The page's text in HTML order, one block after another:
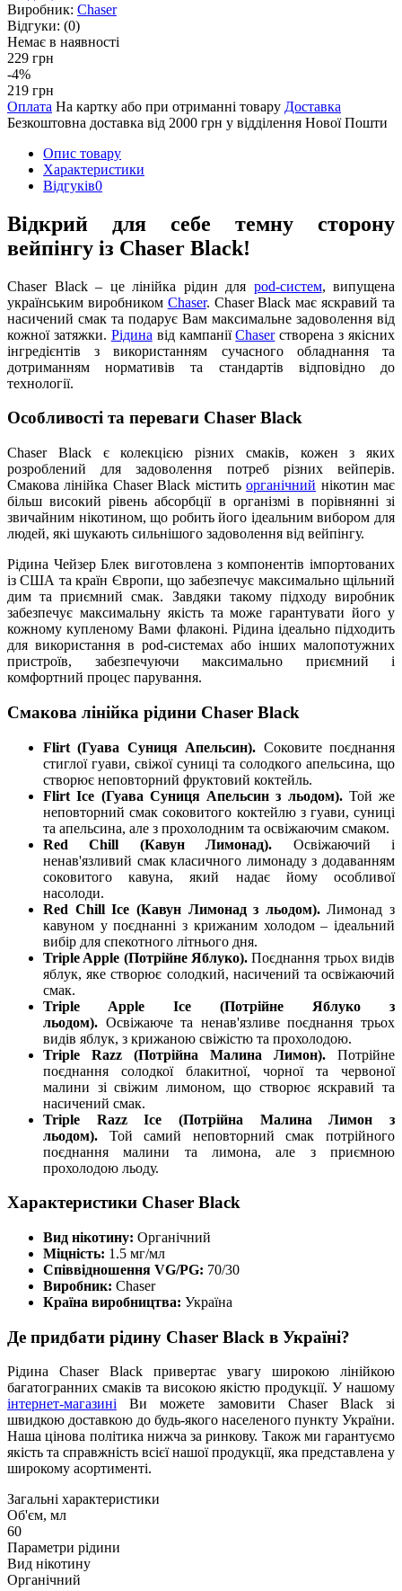
Виробник: Chaser
Відгуки: (0)
Немає в наявності
229 грн
-4%
219 грн
Оплата На картку або при отриманні товару Доставка
Безкоштовна доставка від 2000 грн у відділення Нової Пошти
Опис товару
Характеристики
Відгуків0
Відкрий для себе темну сторону
вейпінгу із Chaser Black!
Chaser Black – це лінійка рідин для pod-систем, випущена
українським виробником Chaser. Chaser Black має яскравий та
насичений смак та подарує Вам максимальне задоволення від
кожної затяжки. Рідина від кампаніїChaserстворена з якісних
інгредієнтів з використанням сучасного обладнання та
дотриманням нормативів та стандартів відповідно до
технології.
Особливості та переваги Chaser Black
Chaser Black є колекцією різних смаків, кожен з яких
розроблений для задоволення потреб різних вейперів.
Смакова лінійка Chaser Black міститьорганічний нікотин має
більш високий рівень абсорбції в організмі в порівнянні зі
звичайним нікотином, що робить його ідеальним вибором для
людей, які шукають сильнішого задоволення від вейпінгу.
Рідина Чейзер Блек виготовлена з компонентів імпортованих
із США та країн Європи, що забезпечує максимально щільний
дим та приємний смак. Завдяки такому підходу виробник
забезпечує максимальну якість та може гарантувати його у
кожному купленому Вами флаконі. Рідина ідеально підходить
для використання в pod-системах або інших малопотужних
пристроїв, забезпечуючи максимально приємний і
комфортний процес парування.
Смакова лінійка рідини Chaser Black
Flirt (Гуава Суниця Апельсин). Соковите поєднання
стиглої гуави, свіжої суниці та солодкого апельсина, що
створює неповторний фруктовий коктейль.
Flirt Ice (Гуава Суниця Апельсин з льодом). Той же
неповторний смак соковитого коктейлю з гуави, суниці
та апельсина, але з прохолодним та освіжаючим смаком.
Red Chill (Кавун Лимонад). Освіжаючий і
ненав'язливий смак класичного лимонаду з додаванням
соковитого кавуна, який надає йому особливої
насолоди.
Red Chill Ice (Кавун Лимонад з льодом).Лимонад з
кавуном у поєднанні з крижаним холодом – ідеальний
вибір для спекотного літнього дня.
Triple Apple (Потрійне Яблуко).Поєднання трьох видів
яблук, яке створює солодкий, насичений та освіжаючий
смак.
Triple Apple Ice (Потрійне Яблуко з
льодом). Освіжаюче та ненав'язливе поєднання трьох
видів яблук, з крижаною свіжістю та прохолодою.
Triple Razz (Потрійна Малина Лимон). Потрійне
поєднання солодкої блакитної, чорної та червоної
малини зі свіжим лимоном, що створює яскравий та
насичений смак.
Triple Razz Ice (Потрійна Малина Лимон з
льодом). Той самий неповторний смак потрійного
поєднання малини та лимона, але з приємною
прохолодою льоду.
Характеристики Chaser Black
Вид нікотину: Органічний
Міцність: 1.5 мг/мл
Співвідношення VG/PG: 70/30
Виробник: Chaser
Країна виробництва: Україна
Де придбати рідину Chaser Black в Україні?
Рідина Chaser Black привертає увагу широкою лінійкою
багатогранних смаків та високою якістю продукції. У нашому
інтернет-магазині Ви можете замовити Chaser Black зі
швидкою доставкою до будь-якого населеного пункту України.
Наша цінова політика нижча за ринкову. Також ми гарантуємо
якість та справжність всієї нашої продукції, яка представлена у
широкому асортименті.
Загальні характеристики
Об'єм, мл
60
Параметри рідини
Вид нікотину
Органічний